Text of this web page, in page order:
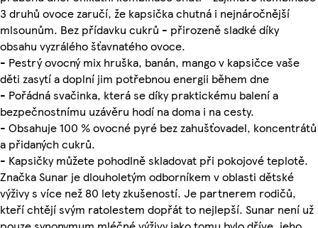
3 druhů ovoce zaručí, že kapsička chutná i nejnáročnější
mlsounům. Bez přídavku cukrů - přirozeně sladké díky
obsahu vyzrálého šťavnatého ovoce.
- Pestrý ovocný mix hruška, banán, mango v kapsičce vaše
děti zasytí a doplní jim potřebnou energii během dne
- Pořádná svačinka, která se díky praktickému balení a
bezpečnostnímu uzávěru hodí na doma i na cesty.
- Obsahuje 100 % ovocné pyré bez zahušťovadel, koncentrátů
a přidaných cukrů.
- Kapsičky můžete pohodlně skladovat při pokojové teplotě.
Značka Sunar je dlouholetým odborníkem v oblasti dětské
výživy s více než 80 lety zkušeností. Je partnerem rodičů,
kteří chtějí svým ratolestem dopřát to nejlepší. Sunar není už